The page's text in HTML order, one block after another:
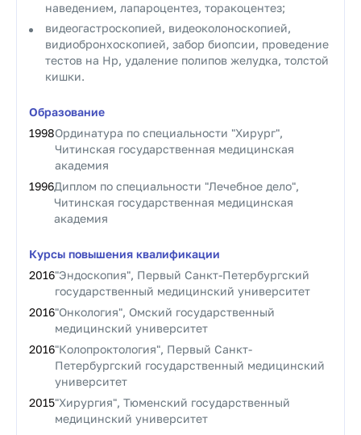
наведением, лапароцентез, торакоцентез;
видеогастроскопией, видеоколоноскопией,
видиобронхоскопией, забор биопсии, проведение
тестов на Нр, удаление полипов желудка, толстой
кишки.
Образование
1998Ординатура по специальности "Хирург",
Читинская государственная медицинская
академия
1996Диплом по специальности "Лечебное дело",
Читинская государственная медицинская
академия
Курсы повышения квалификации
2016"Эндоскопия", Первый Санкт-Петербургский
государственный медицинский университет
2016"Онкология", Омский государственный
медицинский университет
2016"Колопроктология", Первый Санкт-
Петербургский государственный медицинский
университет
2015"Хирургия", Тюменский государственный
медицинский университет